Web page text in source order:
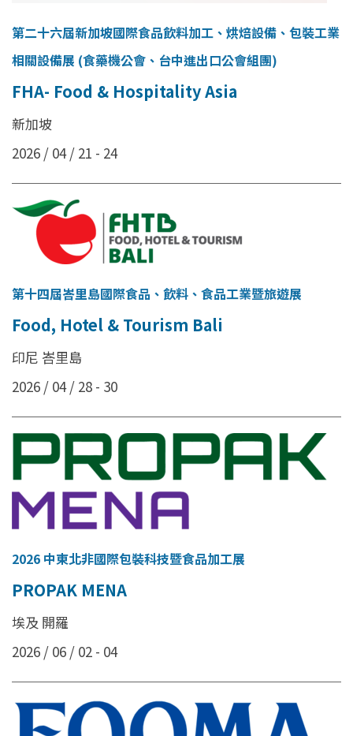
第二十六屆新加坡國際食品飲料加工、烘焙設備、包裝工業
相關設備展 (食藥機公會、台中進出口公會組團)
FHA- Food & Hospitality Asia
新加坡
2026 / 04 / 21 - 24
第十四屆峇里島國際食品、飲料、食品工業暨旅遊展
Food, Hotel & Tourism Bali
印尼 峇里島
2026 / 04 / 28 - 30
2026 中東北非國際包裝科技暨食品加工展
PROPAK MENA
埃及 開羅
2026 / 06 / 02 - 04